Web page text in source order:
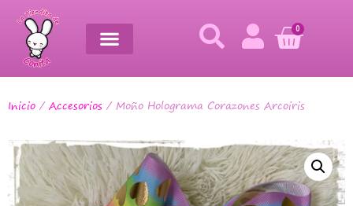
0
Inicio / Accesorios / Moño Holograma Corazones Arcoiris